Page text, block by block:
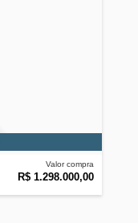
Valor compra
R$ 1.298.000,00